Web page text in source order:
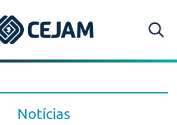
Notícias